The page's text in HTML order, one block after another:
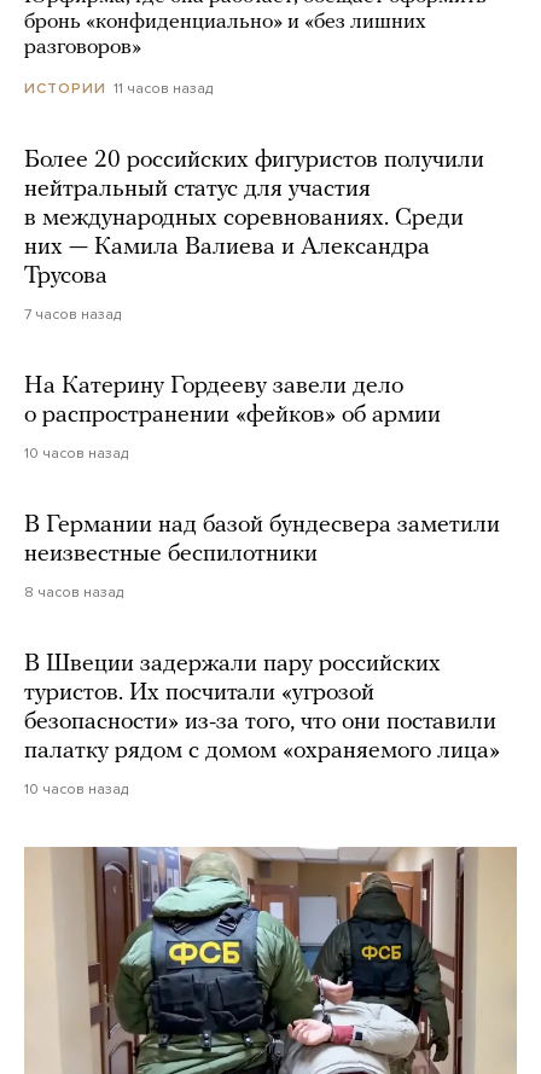
бронь «конфиденциально» и «без лишних
разговоров»
ИСТОРИИ 11 часов назад
Более 20 российских фигуристов получили
нейтральный статус для участия
в международных соревнованиях. Среди
них — Камила Валиева и Александра
Трусова
7 часов назад
На Катерину Гордееву завели дело
о распространении «фейков» об армии
10 часов назад
В Германии над базой бундесвера заметили
неизвестные беспилотники
8 часов назад
В Швеции задержали пару российских
туристов. Их посчитали «угрозой
безопасности» из-за того, что они поставили
палатку рядом с домом «охраняемого лица»
10 часов назад